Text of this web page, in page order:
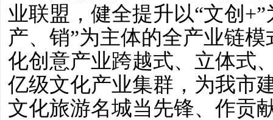
业联盟，健全提升以“文创
产、销”为主体的全产业链
化创意产业跨越式、立体式
亿级文化产业集群，为我市
文化旅游名城当先锋、作贡